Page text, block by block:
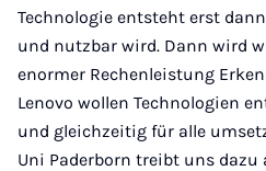
Technologie entsteht erst
und nutzbar wird. Dann wird
enormer Rechenleistung
Lenovo wollen Technologien
und gleichzeitig für alle
Uni Paderborn treibt uns dazu